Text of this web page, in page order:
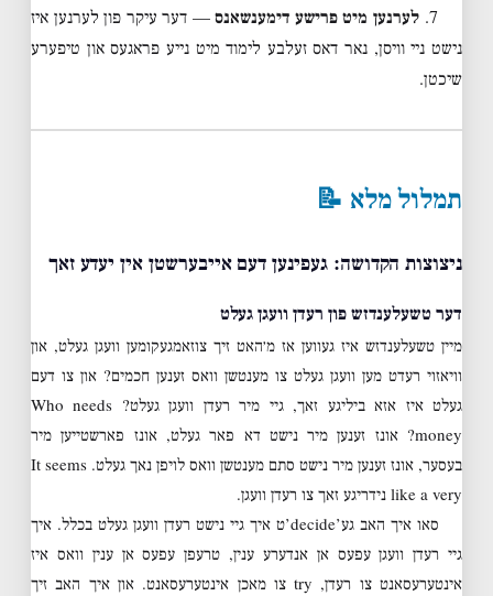
7. לערנען מיט פרישע דימענשאנס— דער עיקר פון לערנען איז
נישט ניי וויסן, נאר דאס זעלבע לימוד מיט נייע פראגעס און טיפערע
שיכטן.
תמלול מלא 📝
ניצוצות הקדושה: געפינען דעם אייבערשטן אין יעדע זאך
דער טשעלענדזש פון רעדן וועגן געלט
מיין טשעלענדזש איז געווען אז מ׳האט זיך צוזאמגעקומען וועגן געלט, און
וויאזוי רעדט מען וועגן געלט צו מענטשן וואס זענען חכמים? און צו דעם
געלט איז אזא ביליגע זאך, גיי מיר רעדן וועגן געלט? Who needs
money? אונז זענען מיר נישט דא פאר געלט, אונז פארשטייען מיר
בעסער, אונז זענען מיר נישט סתם מענטשן וואס לויפן נאך געלט. It seems
like a very נידריגע זאך צו רעדן וועגן.
סאו איך האב גע’decide’ט איך גיי נישט רעדן וועגן געלט בכלל. איך
גיי רעדן וועגן עפעס אן אנדערע ענין, טרעפן עפעס אן ענין וואס איז
אינטערעסאנט צו רעדן, try צו מאכן אינטערעסאנט. און איך האב זיך